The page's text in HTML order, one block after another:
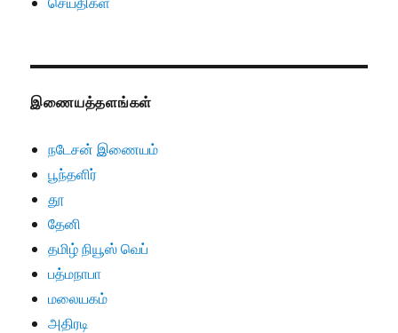
இணையத்தளங்கள்
நடேசன் இணையம்
பூந்தளிர்
தூ
தேனி
தமிழ் நியூஸ் வெப்
பத்மநாபா
மலையகம்
அதிரடி